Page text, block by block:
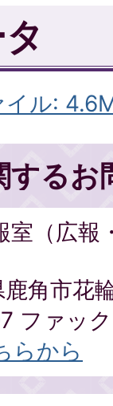
イル:
するお
室（広報
角市花
ファッ
らから